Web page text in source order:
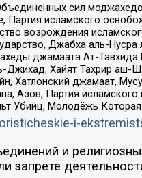
сил
Партия исламского
возрождения
Джабха аль-
джамаата Ат-
Джихад, Хайят Тахрир аш-
Хатлонский джамаат,
Азов, Партия
Убийц, Молодёжь
i-
и
запрете